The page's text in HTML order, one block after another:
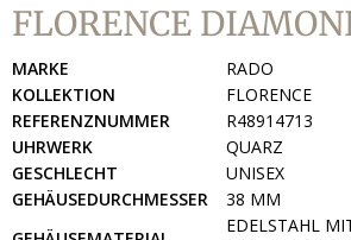
FLORENCE
MARKE
RADO
KOLLEKTION
FLORENCE
REFERENZNUMMER
R48914713
UHRWERK
QUARZ
GESCHLECHT
UNISEX
GEHÄUSEDURCHMESSER
38 MM
EDELSTAHL